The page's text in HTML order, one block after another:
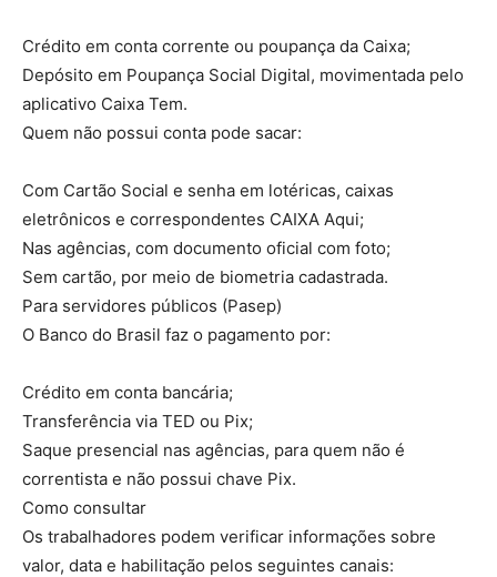
Crédito em conta corrente ou poupança da Caixa;
Depósito em Poupança Social Digital, movimentada pelo
aplicativo Caixa Tem.
Quem não possui conta pode sacar:
Com Cartão Social e senha em lotéricas, caixas
eletrônicos e correspondentes CAIXA Aqui;
Nas agências, com documento oficial com foto;
Sem cartão, por meio de biometria cadastrada.
Para servidores públicos (Pasep)
O Banco do Brasil faz o pagamento por:
Crédito em conta bancária;
Transferência via TED ou Pix;
Saque presencial nas agências, para quem não é
correntista e não possui chave Pix.
Como consultar
Os trabalhadores podem verificar informações sobre
valor, data e habilitação pelos seguintes canais: